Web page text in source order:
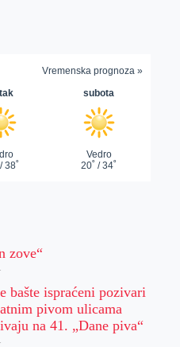
zove“
bašte ispraćeni pozivari
pivom ulicama
na 41. „Dane piva“